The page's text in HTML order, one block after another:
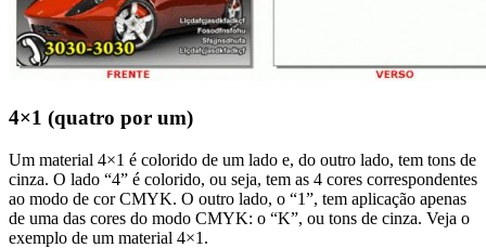
4×1 (quatro por um)
Um material 4×1 é colorido de um lado e, do outro lado, tem tons de
cinza. O lado “4” é colorido, ou seja, tem as 4 cores correspondentes
ao modo de cor CMYK. O outro lado, o “1”, tem aplicação apenas
de uma das cores do modo CMYK: o “K”, ou tons de cinza. Veja o
exemplo de um material 4×1.